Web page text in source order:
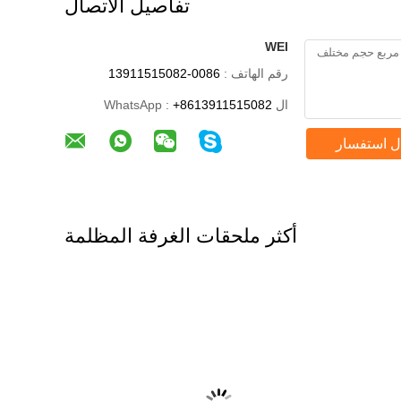
تفاصيل الاتصال
WEI
رقم الهاتف :
ال WhatsApp : +8613911515082
استفسار
أكثر ملحقات الغرفة المظلمة